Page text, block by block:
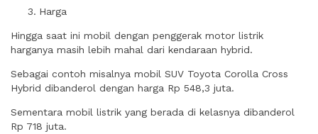
Harga
Hingga saat ini mobil dengan penggerak motor listrik
harganya masih lebih mahal dari kendaraan hybrid.
Sebagai contoh misalnya mobil SUV Toyota Corolla Cross
Hybrid dibanderol dengan harga Rp 548,3 juta.
Sementara mobil listrik yang berada di kelasnya dibanderol
Rp 718 juta.